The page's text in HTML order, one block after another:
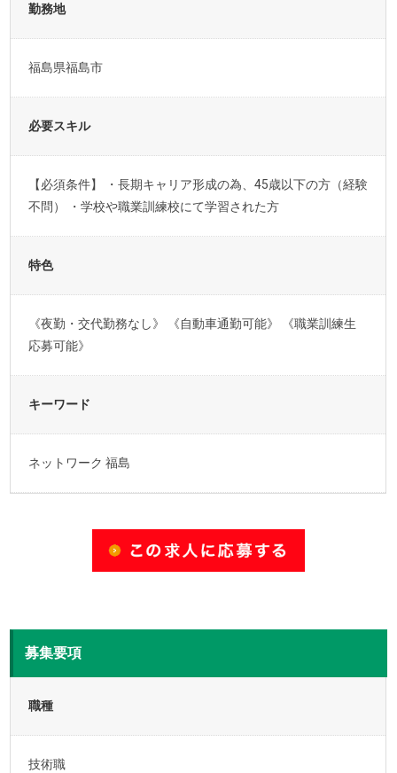
勤務地
福島県福島市
必要スキル
【必須条件】 ・長期キャリア形成の為、45歳以下の方（経験
不問） ・学校や職業訓練校にて学習された方
特色
《夜勤・交代勤務なし》 《自動車通勤可能》 《職業訓練生
応募可能》
キーワード
ネットワーク 福島
募集要項
職種
技術職